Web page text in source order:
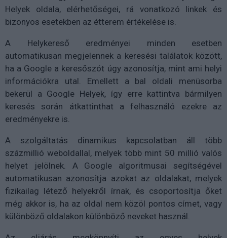
Helyek oldala, elérhetőségei, rá vonatkozó linkek és
bizonyos esetekben az étterem értékelése is.
A Helykereső eredményei minden esetben
automatikusan megjelennek a keresési találatok között,
ha a Google a keresőszót úgy azonosítja, mint ami helyi
információkra utal. Emellett a bal oldali menüsorba
bekerül a Google Helyek, így erre kattintva bármilyen
keresés során átkattinthat a felhasználó ezekre az
eredményekre is.
A szolgáltatás dinamikus kapcsolatban áll több
százmillió weboldallal, melyek több mint 50 millió valós
helyet jelölnek. A Google algoritmusai segítségével
automatikusan azonosítja azokat az oldalakat, melyek
fizikailag létező helyekről írnak, és csoportosítja őket
még akkor is, ha az oldal nem közöl pontos címet, vagy
különböző oldalakon különböző neveket használ.